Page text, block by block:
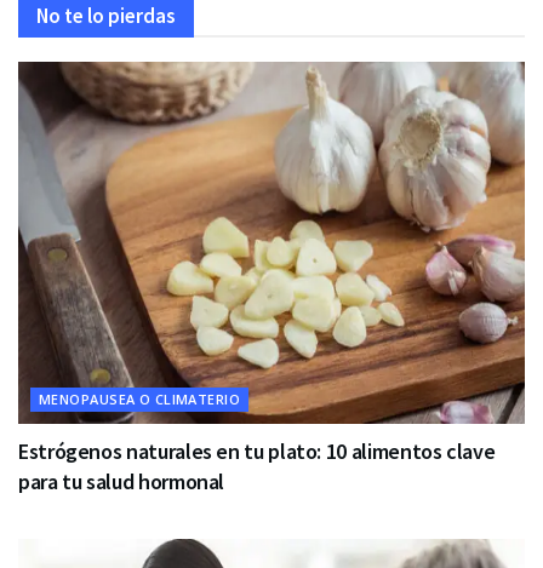
No te lo pierdas
MENOPAUSEA O CLIMATERIO
Estrógenos naturales en tu plato: 10 alimentos clave
para tu salud hormonal